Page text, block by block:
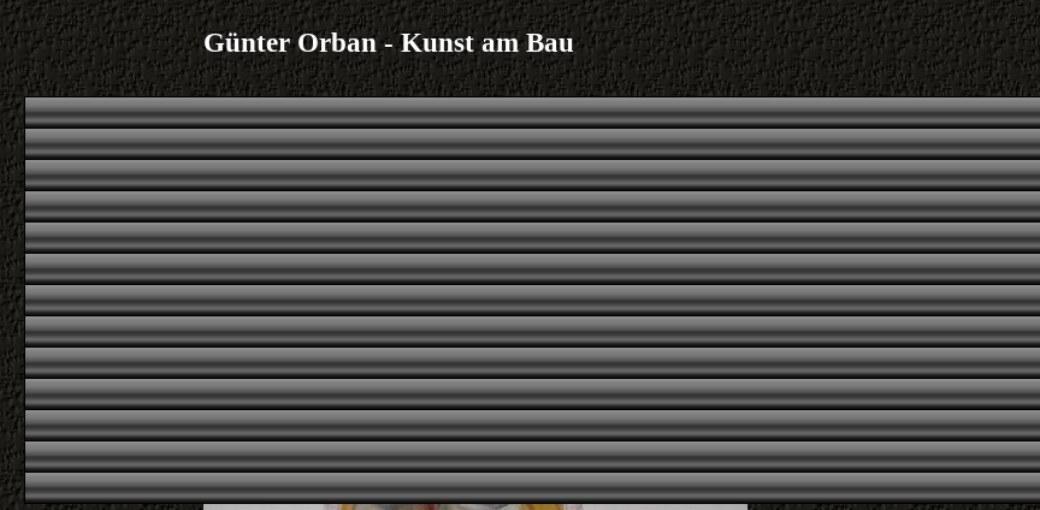
Günter Orban - Kunst am Bau
Übersicht |erstes|voriges|nächstes|letztes Foto
Schloss Säusenstein
Stuckrahmen